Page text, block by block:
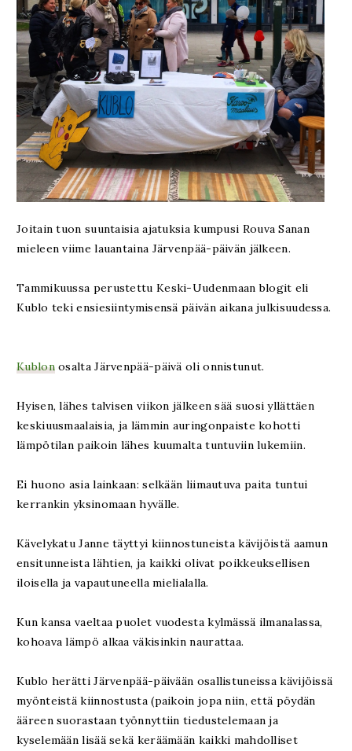
Joitain tuon suuntaisia ajatuksia kumpusi Rouva Sanan
mieleen viime lauantaina Järvenpää-päivän jälkeen.
Tammikuussa perustettu Keski-Uudenmaan blogit eli
Kublo teki ensiesiintymisensä päivän aikana julkisuudessa.
Kublonosalta Järvenpää-päivä oli onnistunut.
Hyisen, lähes talvisen viikon jälkeen sää suosi yllättäen
keskiuusmaalaisia, ja lämmin auringonpaiste kohotti
lämpötilan paikoin lähes kuumalta tuntuviin lukemiin.
Ei huono asia lainkaan: selkään liimautuva paita tuntui
kerrankin yksinomaan hyvälle.
Kävelykatu Janne täyttyi kiinnostuneista kävijöistä aamun
ensitunneista lähtien, ja kaikki olivat poikkeuksellisen
iloisella ja vapautuneella mielialalla.
Kun kansa vaeltaa puolet vuodesta kylmässä ilmanalassa,
kohoava lämpö alkaa väkisinkin naurattaa.
Kublo herätti Järvenpää-päivään osallistuneissa kävijöissä
myönteistä kiinnostusta (paikoin jopa niin, että pöydän
ääreen suorastaan työnnyttiin tiedustelemaan ja
kyselemään lisää sekä keräämään kaikki mahdolliset